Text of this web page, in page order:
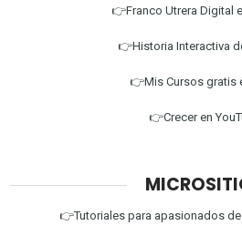
👉Franco Utrera Digital
👉Historia Interactiva
👉Mis Cursos gratis
👉Crecer en
👉Tutoriales para apasionados de